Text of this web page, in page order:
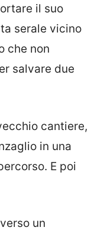
il suo
serale vicino
che non
salvare due
cantiere,
in una
E poi
un